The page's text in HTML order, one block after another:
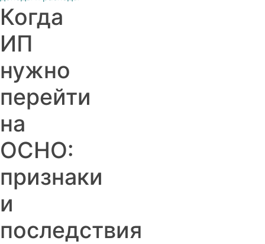
Когда
ИП
нужно
перейти
на
ОСНО:
признаки
и
последствия